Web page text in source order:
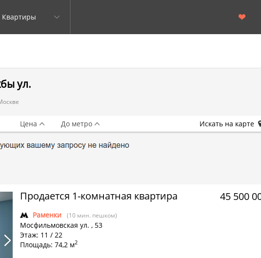
Квартиры
ул.
Продается 1-комнатная квартира
Раменки (10 мин. пешком)
Мосфильмовская ул. , 53
Этаж: 11 / 22
Площадь: 74,2 м2
45 500
Цена До метро Искать на карте